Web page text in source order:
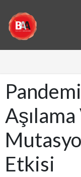
Etkisi